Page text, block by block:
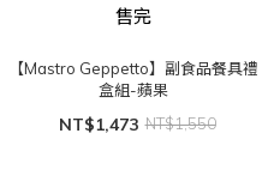
售完
【Mastro Geppetto】副食品餐具禮
盒組-蘋果
NT$1,473 NT$1,550